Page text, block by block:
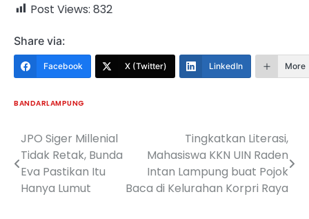
Post Views: 832
Share via:
Facebook X (Twitter) LinkedIn More
BANDARLAMPUNG
Navigasi
pos
JPO Siger Millenial
Tidak Retak, Bunda
Eva Pastikan Itu
Hanya Lumut
Tingkatkan Literasi,
Mahasiswa KKN UIN Raden
Intan Lampung buat Pojok
Baca di Kelurahan Korpri Raya